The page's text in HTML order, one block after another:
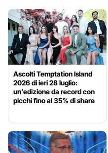
Ascolti Temptation Island
2026 di ieri 28 luglio:
un’edizione da record con
picchi fino al 35% di share